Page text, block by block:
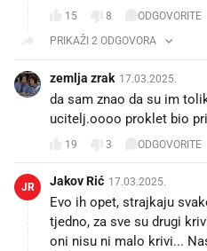
15 8
ODGOVORITE
PRIKAŽI 2 ODGOVORA
zemlja zrak 17.03.2025.
da sam znao da su im
ucitelj.oooo proklet bio
19 3 ODGOVORITE
JR Jakov Rić 17.03.2025.
Evo ih opet, strajkaju
tjedno, za sve su drugi
oni nisu ni malo krivi...